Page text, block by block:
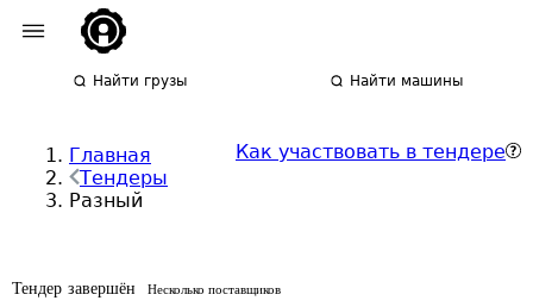
Найти грузы Найти машины
Главная
Тендеры
Разный
Как участвовать в тендере
Тендер завершён Несколько поставщиков